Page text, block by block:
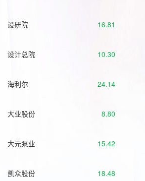
设研院 16.81
设计总院 10.30
海利尔 24.14
大业股份 8.80
大元泵业 15.42
凯众股份 18.48